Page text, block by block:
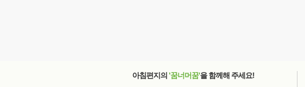
아침편지의 '꿈너머꿈'을 함께해 주세요!